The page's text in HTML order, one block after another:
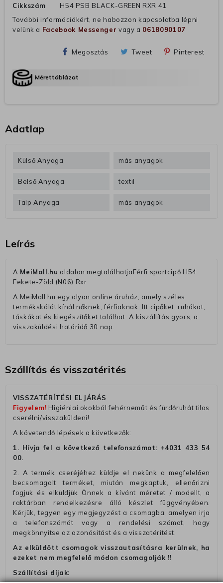
Cikkszám
H54 PSB BLACK-GREEN RXR 41
További információkért, ne habozzon kapcsolatba lépni
velünk a Facebook Messenger vagy a 0618090107
Megosztás Tweet Pinterest
Mérettáblázat
Adatlap
Külső Anyaga más anyagok
Belső Anyaga textil
Talp Anyaga más anyagok
Leírás
A MeiMall.hu oldalon megtalálhatjaFérfi sportcipő H54
Fekete-Zöld (N06) Rxr
A MeiMall.hu egy olyan online áruház, amely széles
termékskálát kínál nőknek, férfiaknak. Itt cipőket, ruhákat,
táskákat és kiegészítőket találhat. A kiszállítás gyors, a
visszaküldési határidő 30 nap.
Szállítás és visszatérités
VISSZATÉRÍTÉSI ELJÁRÁS
Figyelem! Higiéniai okokból fehérneműt és fürdőruhát tilos
cserélni/visszaküldeni!
A követendő lépések a következők:
1. Hívja fel a következő telefonszámot: +4031 433 54
00.
2. A termék cseréjéhez küldje el nekünk a megfelelően
becsomagolt terméket, miután megkaptuk, ellenőrizni
fogjuk és elküldjük Önnek a kívánt méretet / modellt, a
raktárban rendelkezésre álló készlet függvényében.
Kérjük, tegyen egy megjegyzést a csomagba, amelyen irja
a telefonszámát vagy a rendelési számot, hogy
megkönnyitse az azonósitást és a visszatéritést.
Az elküldött csomagok visszautasításra kerülnek, ha
ezeket nem megfelelő módon csomagolják !!
Szállítási díjak: